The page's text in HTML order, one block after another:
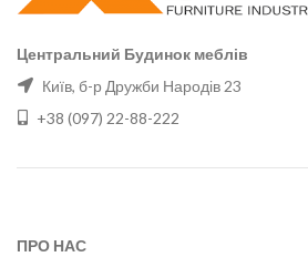
Центральний Будинок меблів
Київ, б-р Дружби Народів 23
+38 (097) 22-88-222
ПРО НАС